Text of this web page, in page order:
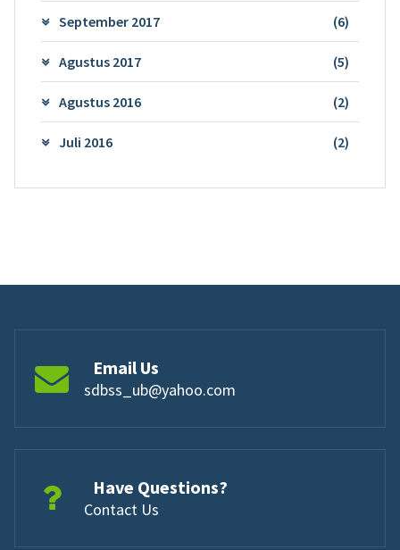
September 2017 (6)
Agustus 2017 (5)
Agustus 2016 (2)
Juli 2016 (2)
Email Us
sdbss_ub@yahoo.com
Have Questions?
Contact Us